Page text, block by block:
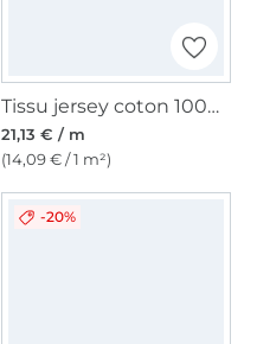
Tissu jersey coton 100%, jaune pâle
21,13 € / m
(14,09 € / 1 m²)
-20%